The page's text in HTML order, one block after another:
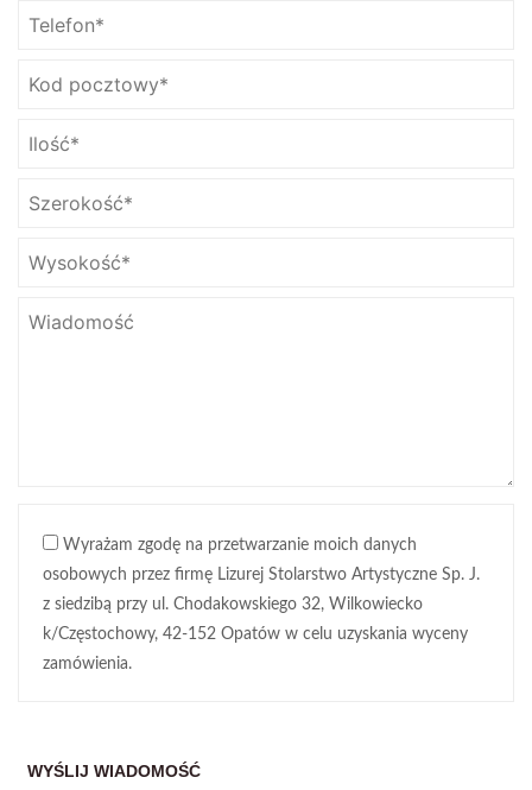
Wyrażam zgodę na przetwarzanie moich danych
osobowych przez firmę Lizurej Stolarstwo Artystyczne Sp. J.
z siedzibą przy ul. Chodakowskiego 32, Wilkowiecko
k/Częstochowy, 42-152 Opatów w celu uzyskania wyceny
zamówienia.